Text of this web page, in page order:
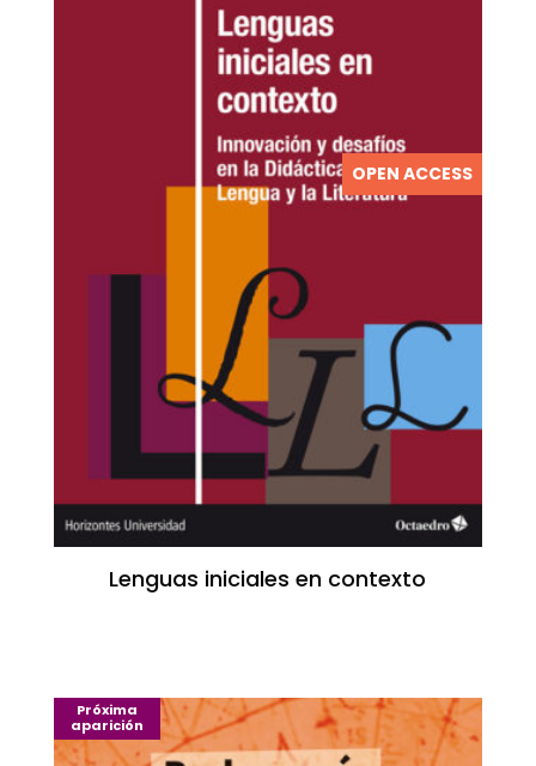
OPEN ACCESS
Lenguas iniciales en contexto
Próxima
aparición